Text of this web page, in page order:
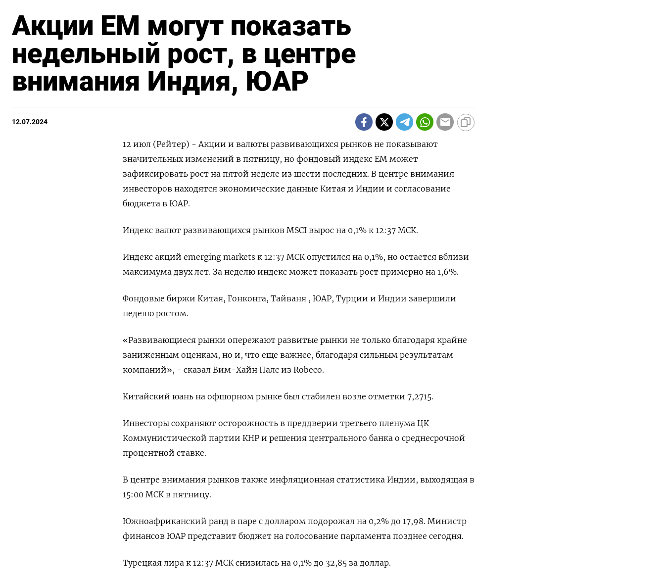
Акции ЕМ могут показать
недельный рост, в центре
внимания Индия, ЮАР
12.07.2024
12 июл (Рейтер) - Акции и валюты развивающихся рынков не показывают
значительных изменений в пятницу, но фондовый индекс ЕМ может
зафиксировать рост на пятой неделе из шести последних. В центре внимания
инвесторов находятся экономические данные Китая и Индии и согласование
бюджета в ЮАР.
Индекс валют развивающихся рынков MSCI вырос на 0,1% к 12:37 МСК.
Индекс акций emerging markets к 12:37 МСК опустился на 0,1%, но остается вблизи
максимума двух лет. За неделю индекс может показать рост примерно на 1,6%.
Фондовые биржи Китая, Гонконга, Тайваня , ЮАР, Турции и Индии завершили
неделю ростом.
«Развивающиеся рынки опережают развитые рынки не только благодаря крайне
заниженным оценкам, но и, что еще важнее, благодаря сильным результатам
компаний», - сказал Вим-Хайн Палс из Robeco.
Китайский юань на офшорном рынке был стабилен возле отметки 7,2715.
Инвесторы сохраняют осторожность в преддверии третьего пленума ЦК
Коммунистической партии КНР и решения центрального банка о среднесрочной
процентной ставке.
В центре внимания рынков также инфляционная статистика Индии, выходящая в
15:00 МСК в пятницу.
Южноафриканский ранд в паре с долларом подорожал на 0,2% до 17,98. Министр
финансов ЮАР представит бюджет на голосование парламента позднее сегодня.
Турецкая лира к 12:37 МСК снизилась на 0,1% до 32,85 за доллар.